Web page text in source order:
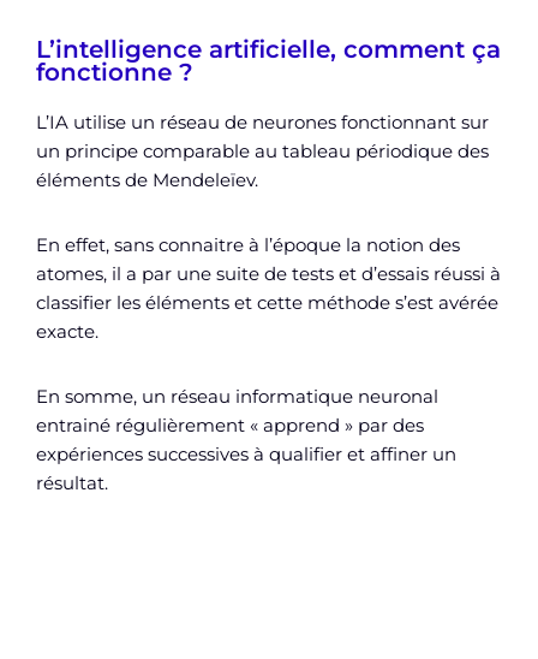
L’intelligence artificielle, comment ça
fonctionne ?
L’IA utilise un réseau de neurones fonctionnant sur
un principe comparable au tableau périodique des
éléments de Mendeleïev.
En effet, sans connaitre à l’époque la notion des
atomes, il a par une suite de tests et d’essais réussi à
classifier les éléments et cette méthode s’est avérée
exacte.
En somme, un réseau informatique neuronal
entrainé régulièrement « apprend » par des
expériences successives à qualifier et affiner un
résultat.